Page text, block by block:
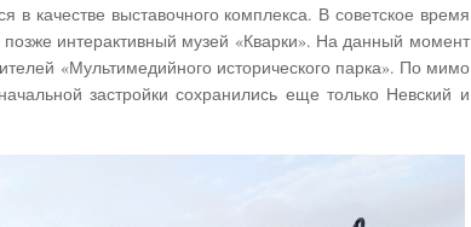
в качестве выставочного комплекса. В советское время
интерактивный музей «Кварки». На данный момент
«Мультимедийного исторического парка». По мимо
застройки сохранились еще только Невский и